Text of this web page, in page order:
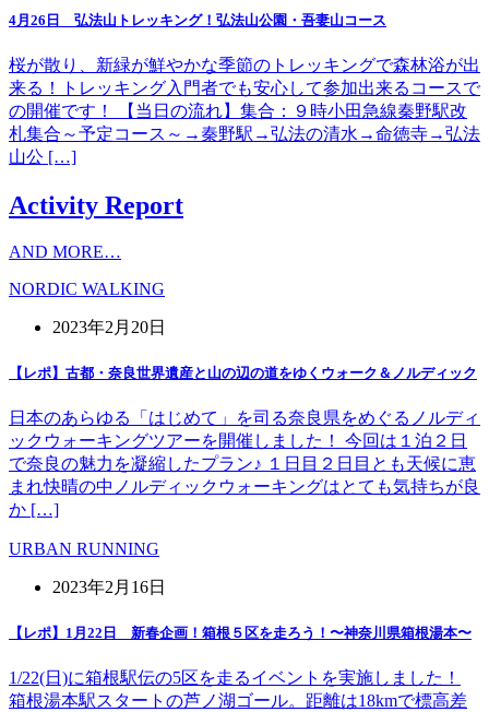
4月26日 弘法山トレッキング！弘法山公園・吾妻山コース
桜が散り、新緑が鮮やかな季節のトレッキングで森林浴が出
来る！トレッキング入門者でも安心して参加出来るコースで
の開催です！ 【当日の流れ】集合：９時小田急線秦野駅改
札集合～予定コース～→秦野駅→弘法の清水→命徳寺→弘法
山公 […]
Activity Report
AND MORE…
NORDIC WALKING
2023年2月20日
【レポ】古都・奈良世界遺産と山の辺の道をゆくウォーク＆ノルディック
日本のあらゆる「はじめて」を司る奈良県をめぐるノルディ
ックウォーキングツアーを開催しました！ 今回は１泊２日
で奈良の魅力を凝縮したプラン♪ １日目２日目とも天候に恵
まれ快晴の中ノルディックウォーキングはとても気持ちが良
か […]
URBAN RUNNING
2023年2月16日
【レポ】1月22日 新春企画！箱根５区を走ろう！〜神奈川県箱根湯本〜
1/22(日)に箱根駅伝の5区を走るイベントを実施しました！
箱根湯本駅スタートの芦ノ湖ゴール。距離は18kmで標高差